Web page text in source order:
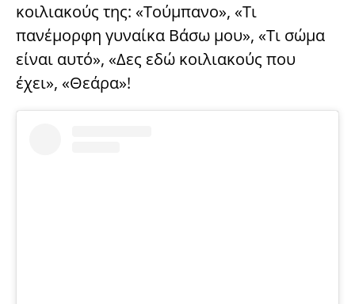
κοιλιακούς της: «Τούμπανο», «Τι
πανέμορφη γυναίκα Βάσω μου», «Τι σώμα
είναι αυτό», «Δες εδώ κοιλιακούς που
έχει», «Θεάρα»!